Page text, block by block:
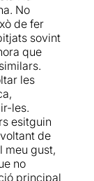
No
de fer
sovint
que
les
les.
esitguin
de
meu gust,
no
principal